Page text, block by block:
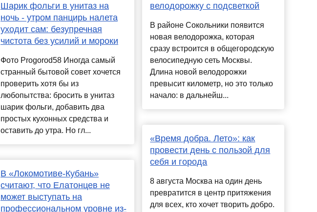
Шарик фольги в унитаз на
ночь - утром панцирь налета
уходит сам: безупречная
чистота без усилий и мороки
Фото Progorod58 Иногда самый
странный бытовой совет хочется
проверить хотя бы из
любопытства: бросить в унитаз
шарик фольги, добавить два
простых кухонных средства и
оставить до утра. Но гл...
В «Локомотиве-Кубань»
считают, что Елатонцев не
может выступать на
профессиональном уровне из-
велодорожку с подсветкой
В районе Сокольники появится
новая велодорожка, которая
сразу встроится в общегородскую
велосипедную сеть Москвы.
Длина новой велодорожки
превысит километр, но это только
начало: в дальнейш...
«Время добра. Лето»: как
провести день с пользой для
себя и города
8 августа Москва на один день
превратится в центр притяжения
для всех, кто хочет творить добро.